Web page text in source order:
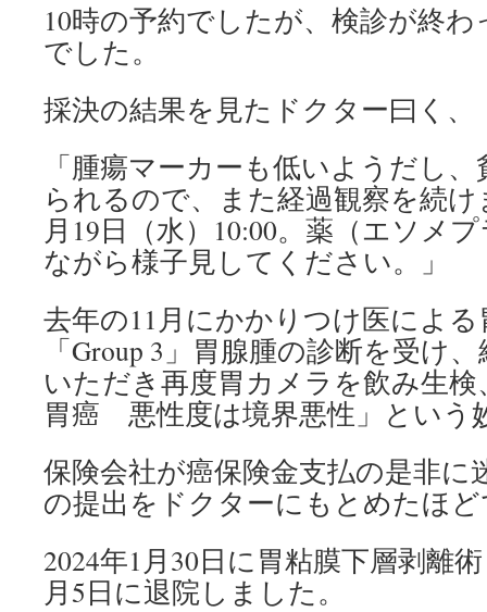
10時の予約でしたが、検診が終
でした。
採決の結果を見たドクター曰く、
「腫瘍マーカーも低いようだし
られるので、また経過観察を続
月19日（水）10:00。薬（エソメ
ながら様子見してください。」
去年の11月にかかりつけ医によ
「Group 3」胃腺腫の診断を受け
いただき再度胃カメラを飲み生
胃癌 悪性度は境界悪性」という
保険会社が癌保険金支払の是非に
の提出をドクターにもとめたほ
2024年1月30日に胃粘膜下層剥離
月5日に退院しました。